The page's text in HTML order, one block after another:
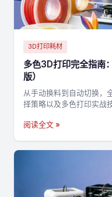
3D打印耗材
多色3D打印完全指南
版）
从手动换料到自动切换，
择策略以及多色打印实战
阅读全文 »